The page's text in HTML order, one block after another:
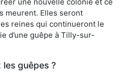
meurent. Elles seront
reines qui continueront le
d’une guêpe à Tilly-sur-
guêpes ?